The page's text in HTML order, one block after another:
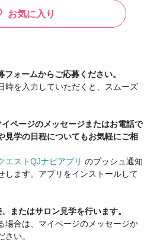
ド×価格帯
から、
大切にしたい方
です。
厚いサポート
◎
の相談など
ジャーの
も相談可能です。
スが豊富
オーナー／講師／時短勤務など
ます。
ちもOK
お気に入り
ォームからご応募ください。
時を入力していただくと、スムーズ
ページのメッセージまたはお電話で
見学の日程についてもお気軽にご相
エストQJナビアプリ のプッシュ通知
します。アプリをインストールして
またはサロン見学を行います。
場合は、マイページのメッセージか
い。